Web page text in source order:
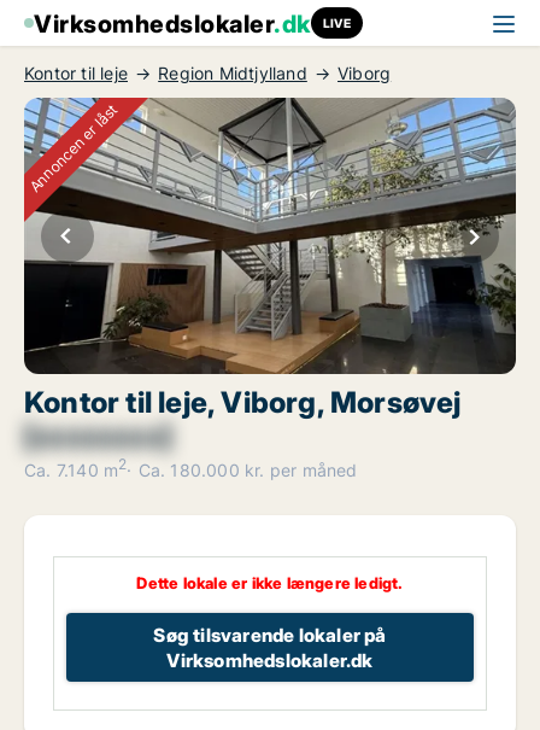
Virksomhedslokaler.dk LIVE
Kontor til leje Region Midtjylland Viborg
Annoncen er låst
Kontor til leje, Viborg, Morsøvej
[xxxxxxxx]
Ca. 7.140 m2 Ca. 180.000 kr. per måned
Dette lokale er ikke længere ledigt.
Søg tilsvarende lokaler på
Virksomhedslokaler.dk